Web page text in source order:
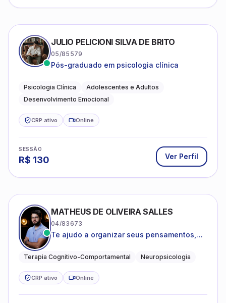
JULIO PELICIONI SILVA DE BRITO
05/85579
Pós-graduado em psicologia clínica
Psicologia Clínica
Adolescentes e Adultos
Desenvolvimento Emocional
CRP ativo Online
SESSÃO
R$ 130 Ver Perfil
MATHEUS DE OLIVEIRA SALLES
04/83673
Te ajudo a organizar seus pensamentos,
clareza e sentido, com uma terapia
Terapia Cognitivo-Comportamental Neuropsicologia
CRP ativo Online